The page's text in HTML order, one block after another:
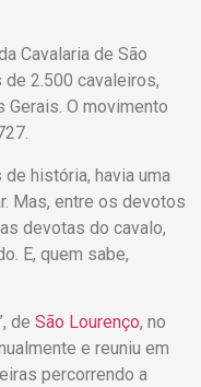
Cavalaria de São
de 2.500 cavaleiros,
O movimento
história, havia uma
Mas, entre os devotos
devotas do cavalo,
E, quem sabe,
de São Lourenço, no
e reuniu em
percorrendo a